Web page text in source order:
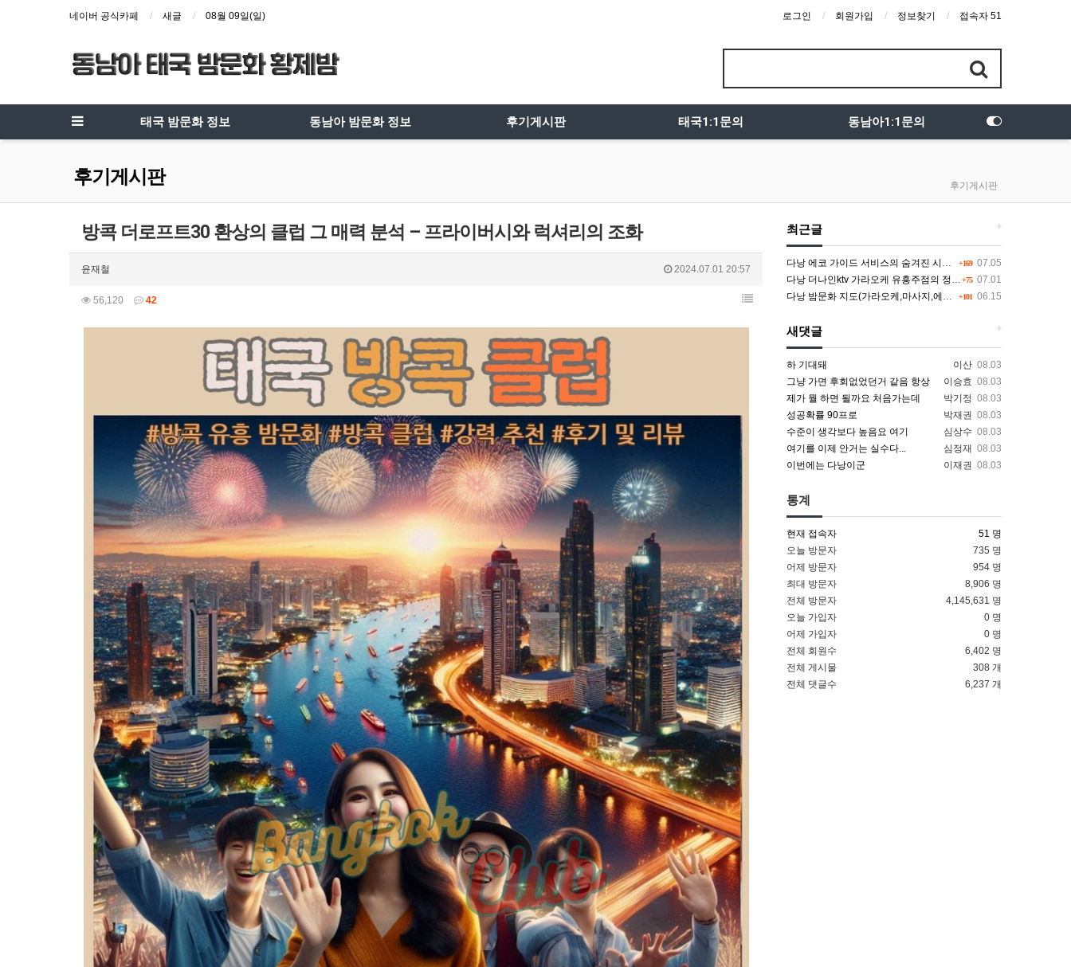
네이버 공식카페 새글 08월 09일(일) 로그인 회원가입 정보찾기 접속자 51
태국 밤문화 정보 동남아 밤문화 정보 후기게시판 태국1:1문의 동남아1:1문의
후기게시판 후기게시판
방콕 더로프트30 환상의 클럽 그 매력 분석 – 프라이버시와 럭셔리의 조화
윤재철 2024.07.01 20:57
56,120 42
+
최근글
+169 07.05
다낭 에코 가이드 서비스의 숨겨진 시스템과 다채로운 인력 풀의 진실
+75 07.01
다낭 더나인ktv 가라오케 유흥주점의 정석을 찾고 있다면 여기
+101 06.15
다낭 밤문화 지도(가라오케,마사지,에코걸,토킹바,클럽) 유흥별 가격 및 후기공유
+
새댓글
이산 08.03
하 기대돼
이승효 08.03
그냥 가면 후회없었던거 같음 항상
박기정 08.03
제가 뭘 하면 될까요 처음가는데
박재권 08.03
성공확률 90프로
심상수 08.03
수준이 생각보다 높음요 여기
심정재 08.03
여기를 이제 안거는 실수다...
이재권 08.03
이번에는 다낭이군
통계
현재 접속자
51 명
오늘 방문자
735 명
어제 방문자
954 명
최대 방문자
8,906 명
전체 방문자
4,145,631 명
오늘 가입자
0 명
어제 가입자
0 명
전체 회원수
6,402 명
전체 게시물
308 개
전체 댓글수
6,237 개